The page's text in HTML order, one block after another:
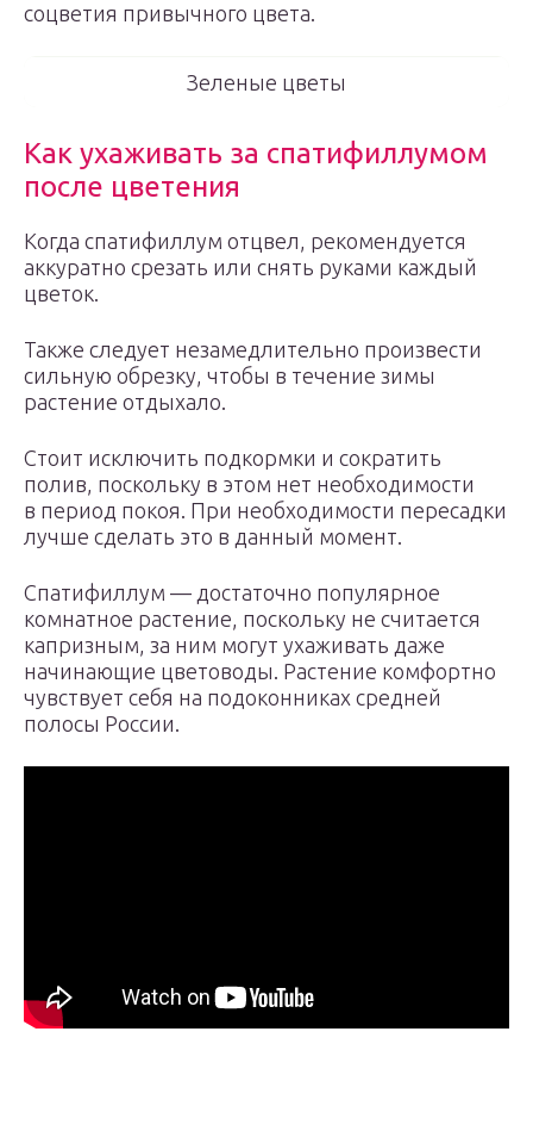
соцветия привычного цвета.
Зеленые цветы
Как ухаживать за спатифиллумом
после цветения
Когда спатифиллум отцвел, рекомендуется
аккуратно срезать или снять руками каждый
цветок.
Также следует незамедлительно произвести
сильную обрезку, чтобы в течение зимы
растение отдыхало.
Стоит исключить подкормки и сократить
полив, поскольку в этом нет необходимости
в период покоя. При необходимости пересадки
лучше сделать это в данный момент.
Спатифиллум — достаточно популярное
комнатное растение, поскольку не считается
капризным, за ним могут ухаживать даже
начинающие цветоводы. Растение комфортно
чувствует себя на подоконниках средней
полосы России.